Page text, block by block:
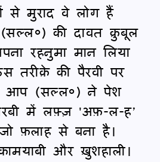
से मुराद वे लोग हैं
की दावत क़ुबूल
रहनुमा मान लिया
तरीक़े की पैरवी पर
आप (सल्ल०) ने पेश
में लफ़्ज़ 'अफ़-ल-ह’
फ़लाह से बना है।
और ख़ुशहाली।